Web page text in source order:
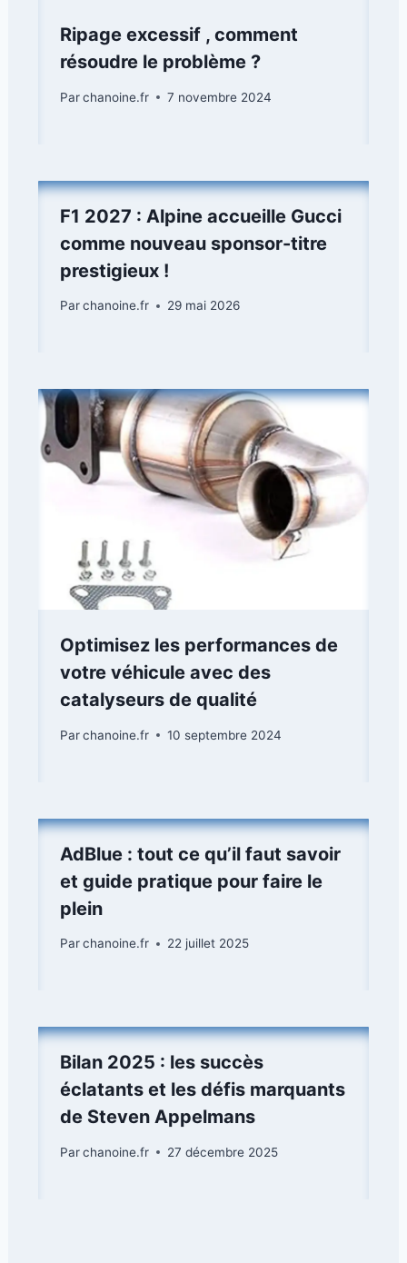
Ripage excessif , comment
résoudre le problème ?
Parchanoine.fr 7 novembre 2024
F1 2027 : Alpine accueille Gucci
comme nouveau sponsor-titre
prestigieux !
Parchanoine.fr 29 mai 2026
Optimisez les performances de
votre véhicule avec des
catalyseurs de qualité
Parchanoine.fr 10 septembre 2024
AdBlue : tout ce qu’il faut savoir
et guide pratique pour faire le
plein
Parchanoine.fr 22 juillet 2025
Bilan 2025 : les succès
éclatants et les défis marquants
de Steven Appelmans
Parchanoine.fr 27 décembre 2025